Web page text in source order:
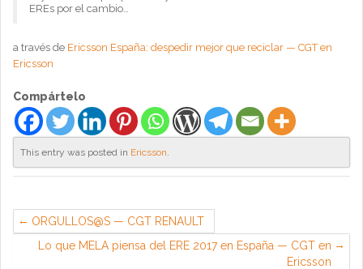
EREs por el cambio…
a través de Ericsson España: despedir mejor que reciclar — CGT en
Ericsson
Compártelo
This entry was posted in Ericsson.
ORGULLOS@S — CGT RENAULT
Lo que MELA piensa del ERE 2017 en España — CGT en
Ericsson